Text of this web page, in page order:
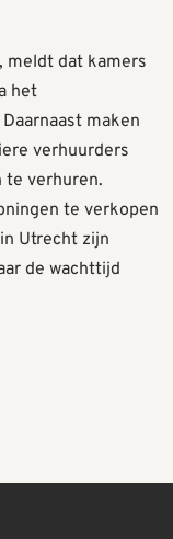
meldt dat kamers
het
maken
verhuurders
te verhuren.
te verkopen
Utrecht zijn
de wachttijd